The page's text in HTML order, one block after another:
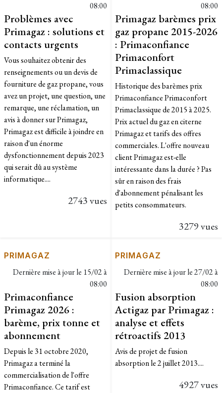
08:00
Problèmes avec
Primagaz : solutions et
contacts urgents
Vous souhaitez obtenir des
renseignements ou un devis de
fourniture de gaz propane, vous
avez un projet, une question, une
remarque, une réclamation, un
avis à donner sur Primagaz,
Primagaz est difficile à joindre en
raison d'un énorme
dysfonctionnement depuis 2023
qui serait dû au système
informatique....
2743 vues
08:00
Primagaz barèmes prix
gaz propane 2015-2026
: Primaconfiance
Primaconfort
Primaclassique
Historique des barèmes prix
Primaconfiance Primaconfort
Primaclassique de 2015 à 2025.
Prix actuel du gaz en citerne
Primagaz et tarifs des offres
commerciales. L'offre nouveau
client Primagaz est-elle
intéressante dans la durée ? Pas
sûr en raison des frais
d'abonnement pénalisant les
petits consommateurs.
3279 vues
PRIMAGAZ
Dernière mise à jour le 15/02 à
08:00
Primaconfiance
Primagaz 2026 :
barème, prix tonne et
abonnement
Depuis le 31 octobre 2020,
Primagaz a terminé la
commercialisation de l'offre
Primaconfiance. Ce tarif est
PRIMAGAZ
Dernière mise à jour le27/02 à
08:00
Fusion absorption
Actigaz par Primagaz :
analyse et effets
rétroactifs 2013
Avis de projet de fusion
absorption le 2 juillet 2013....
4927 vues